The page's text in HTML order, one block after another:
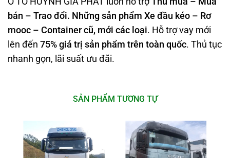
bán – Trao đổi. Những sản phẩm Xe đầu kéo – Rơ
mooc – Container cũ, mới các loại. Hỗ trợ vay mới
lên đến 75% giá trị sản phẩm trên toàn quốc. Thủ tục
nhanh gọn, lãi suất ưu đãi.
SẢN PHẨM TƯƠNG TỰ